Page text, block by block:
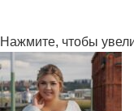
Нажмите, чтобы